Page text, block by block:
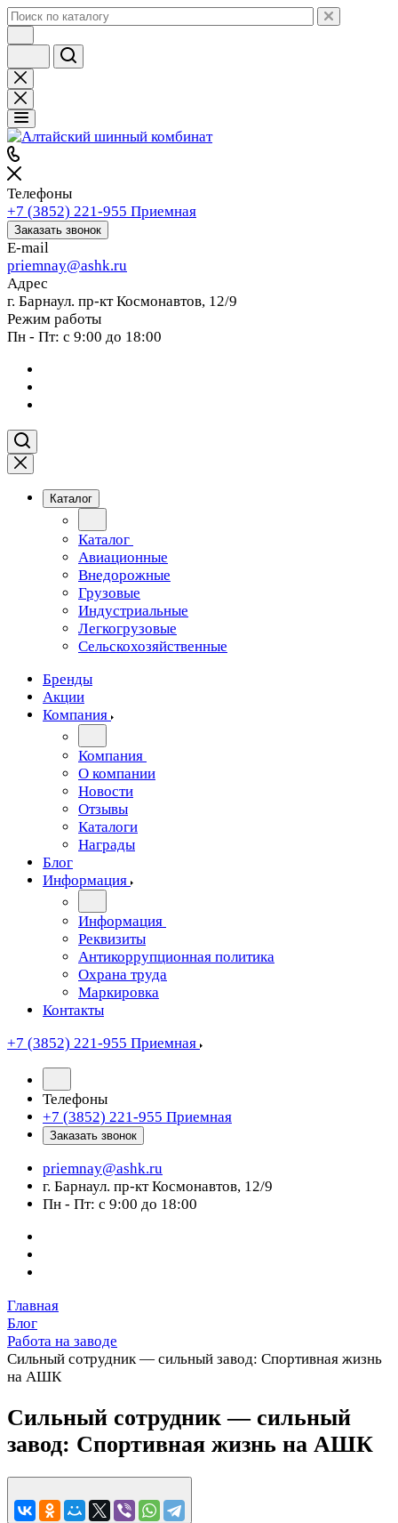
Телефоны
+7 (3852) 221-955 Приемная
Заказать звонок
E-mail
priemnay@ashk.ru
Адрес
г. Барнаул. пр-кт Космонавтов, 12/9
Режим работы
Пн - Пт: с 9:00 до 18:00
Каталог
Каталог
Авиационные
Внедорожные
Грузовые
Индустриальные
Легкогрузовые
Сельскохозяйственные
Бренды
Акции
Компания
Компания
О компании
Новости
Отзывы
Каталоги
Награды
Блог
Информация
Информация
Реквизиты
Антикоррупционная политика
Охрана труда
Маркировка
Контакты
+7 (3852) 221-955 Приемная
Телефоны
+7 (3852) 221-955 Приемная
Заказать звонок
priemnay@ashk.ru
г. Барнаул. пр-кт Космонавтов, 12/9
Пн - Пт: с 9:00 до 18:00
Главная
Блог
Работа на заводе
Сильный сотрудник — сильный завод: Спортивная жизнь
на АШК
Сильный сотрудник — сильный
завод: Спортивная жизнь на АШК